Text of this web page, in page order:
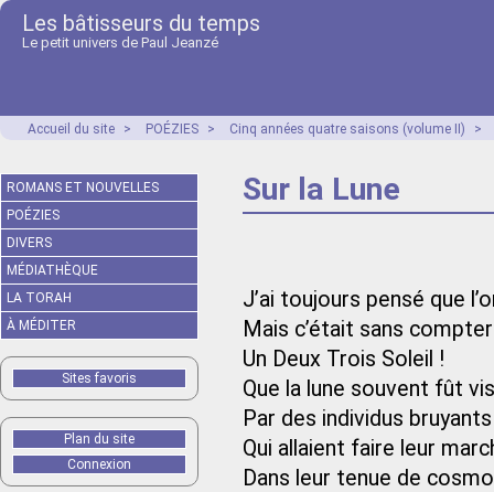
Les bâtisseurs du temps
Le petit univers de Paul Jeanzé
Accueil du site > POÉZIES > Cinq années quatre saisons (volume II) >
Sur la Lune
J’ai toujours pensé que
Mais c’était sans compter
Un Deux Trois Soleil !
Que la lune souvent fût
Par des individus bruyants
Qui allaient faire leur
Dans leur tenue de
ROMANS ET NOUVELLES
POÉZIES
DIVERS
MÉDIATHÈQUE
LA TORAH
À MÉDITER
Sites favoris
Plan du site
Connexion